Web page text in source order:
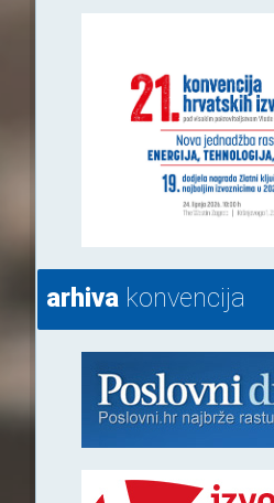
arhivakonvencija